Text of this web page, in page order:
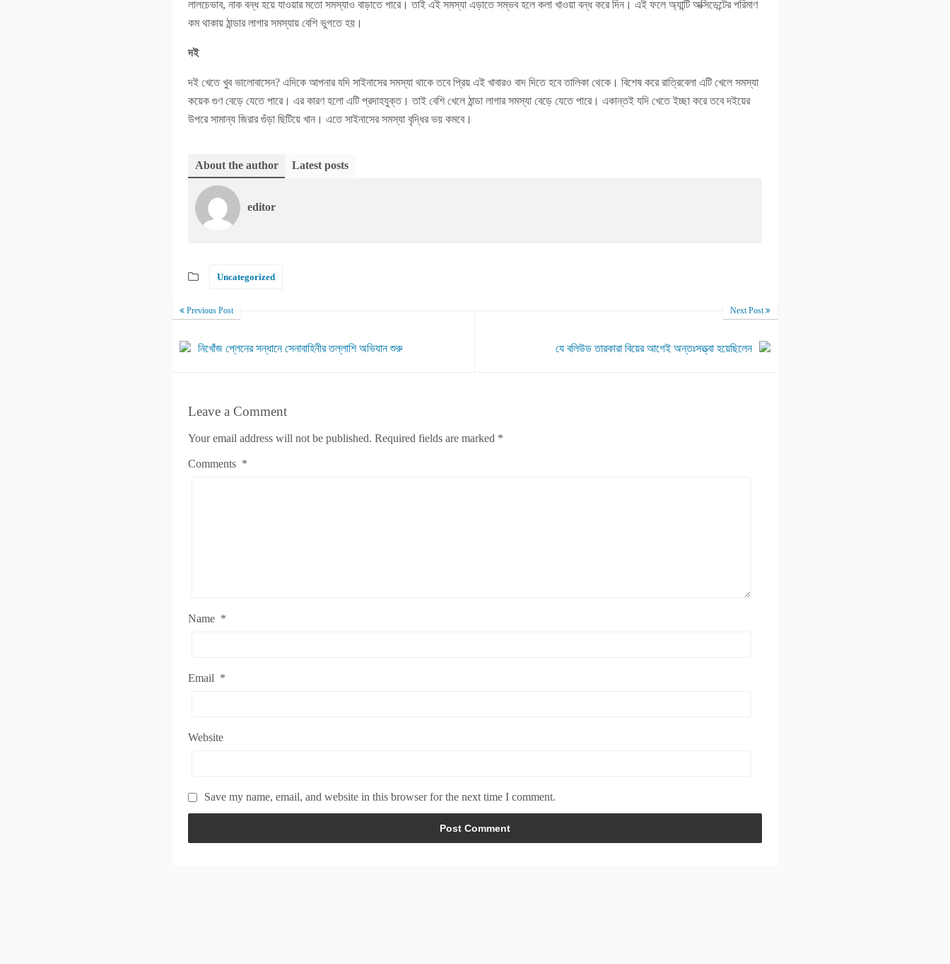
লালচেভাব, নাক বন্ধ হয়ে যাওয়ার মতো সমস্যাও বাড়াতে পারে। তাই এই সমস্যা এড়াতে সম্ভব হলে কলা খাওয়া বন্ধ করে দিন। এই ফলে অ্যান্টি অক্সিডেন্টের পরিমাণ
কম থাকায় ঠান্ডার লাগার সমস্যায় বেশি ভুগতে হয়।
দই
দই খেতে খুব ভালোবাসেন? এদিকে আপনার যদি সাইনাসের সমস্যা থাকে তবে প্রিয় এই খাবারও বাদ দিতে হবে তালিকা থেকে। বিশেষ করে রাত্রিবেলা এটি খেলে সমস্যা
কয়েক গুণ বেড়ে যেতে পারে। এর কারণ হলো এটি প্রদাহযুক্ত। তাই বেশি খেলে ঠান্ডা লাগার সমস্যা বেড়ে যেতে পারে। একান্তই যদি খেতে ইচ্ছা করে তবে দইয়ের
উপরে সামান্য জিরার গুঁড়া ছিটিয়ে খান। এতে সাইনাসের সমস্যা বৃদ্ধির ভয় কমবে।
About the author Latest posts
editor
Uncategorized
Previous Post
নিখোঁজ প্লেনের সন্ধানে সেনাবাহিনীর তল্লাশি অভিযান শুরু
Next Post
যে বলিউড তারকারা বিয়ের আগেই অন্তঃসত্ত্বা হয়েছিলেন
Leave a Comment
Your email address will not be published. Required fields are marked *
Comments *
Name *
Email *
Website
Save my name, email, and website in this browser for the next time I comment.